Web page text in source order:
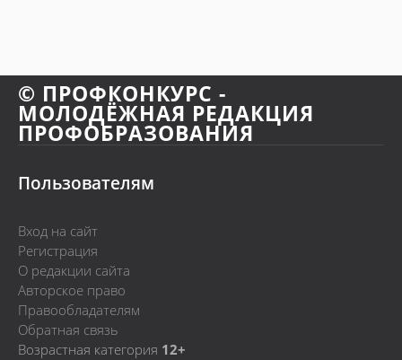
© ПРОФКОНКУРС -
МОЛОДЁЖНАЯ РЕДАКЦИЯ
ПРОФОБРАЗОВАНИЯ
Пользователям
Вход на сайт
Регистрация
О редакции сайта
Авторское право
Правообладателям
Обратная связь
Возрастная категория 12+